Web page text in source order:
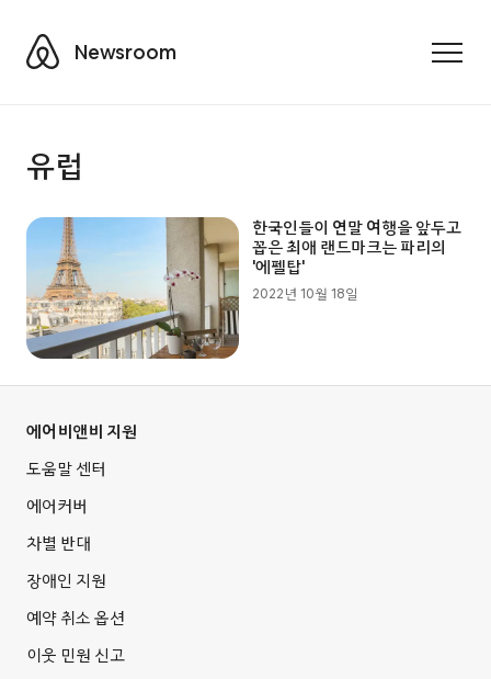
AirbnbNewsroom
유럽
한국인들이 연말 여행을 앞두고
꼽은 최애 랜드마크는 파리의
'에펠탑'
2022년 10월 18일
에어비앤비 지원
도움말 센터
에어커버
차별 반대
장애인 지원
예약 취소 옵션
이웃 민원 신고